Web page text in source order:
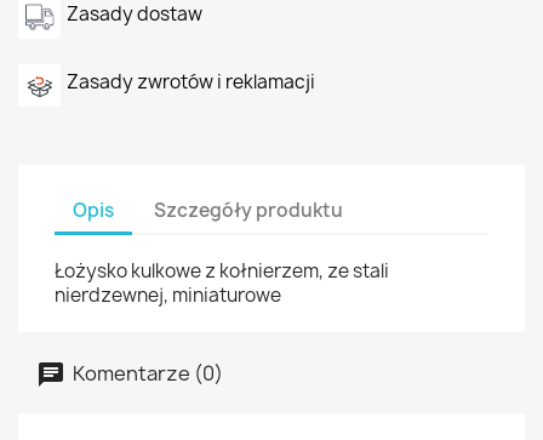
Zasady dostaw
Zasady zwrotów i reklamacji
Opis Szczegóły produktu
Łożysko kulkowe z kołnierzem, ze stali
nierdzewnej, miniaturowe
Komentarze (0)